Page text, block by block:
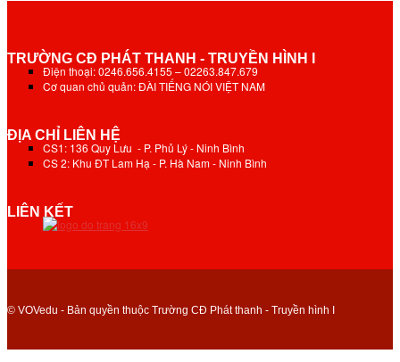
TRƯỜNG CĐ PHÁT THANH - TRUYỀN HÌNH I
Điện thoại: 0246.656.4155 – 02263.847.679
Cơ quan chủ quản: ĐÀI TIẾNG NÓI VIỆT NAM
ĐỊA CHỈ LIÊN HỆ
CS1: 136 Quy Lưu - P. Phủ Lý - Ninh Bình
CS 2: Khu ĐT Lam Hạ - P. Hà Nam - Ninh Bình
LIÊN KẾT
© VOVedu - Bản quyền thuộc Trường CĐ Phát thanh - Truyền hình I